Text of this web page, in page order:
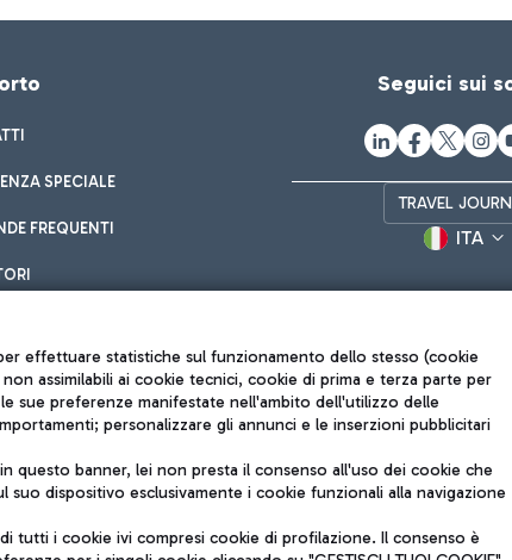
SPECIALE
FREQUENTI
Seguici sui
TRAVEL
ITA
Roma FCO
L'aeroporto stellato
QUALITÀ SOSTENIBILITÀ
effettuare statistiche sul funzionamento dello stesso (cookie
assimilabili ai cookie tecnici, cookie di prima e terza parte per
sue preferenze manifestate nell'ambito dell'utilizzo delle
personalizzare gli annunci e le inserzioni pubblicitari
in questo banner, lei non presta il consenso all'uso dei cookie che
dispositivo esclusivamente i cookie funzionali alla navigazione
di tutti i cookie ivi compresi cookie di profilazione. Il consenso è